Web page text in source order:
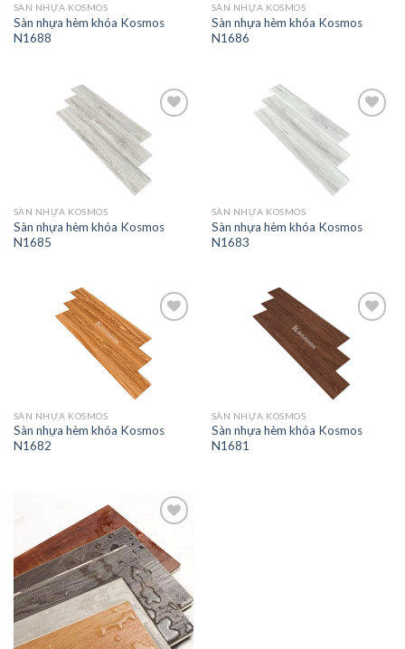
SÀN NHỰA KOSMOS
Sàn nhựa hèm khóa Kosmos
N1688
SÀN NHỰA KOSMOS
Sàn nhựa hèm khóa Kosmos
N1686
Add to
SÀN NHỰA KOSMOS
Sàn nhựa hèm khóa Kosmos
N1685
Add to
SÀN NHỰA KOSMOS
Sàn nhựa hèm khóa Kosmos
N1683
Add to
SÀN NHỰA KOSMOS
Sàn nhựa hèm khóa Kosmos
N1682
Add to
wishlist
SÀN NHỰA KOSMOS
Sàn nhựa hèm khóa Kosmos
N1681
Add to
wishlist